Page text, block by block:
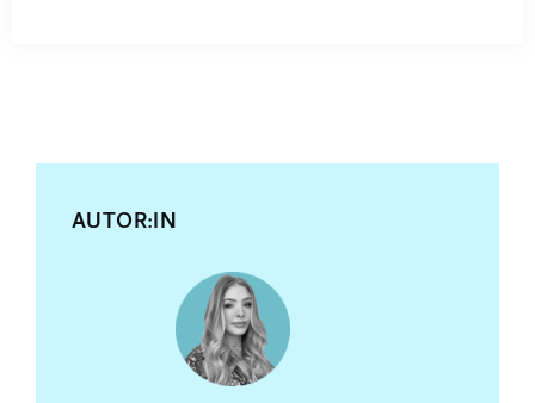
AUTOR:IN